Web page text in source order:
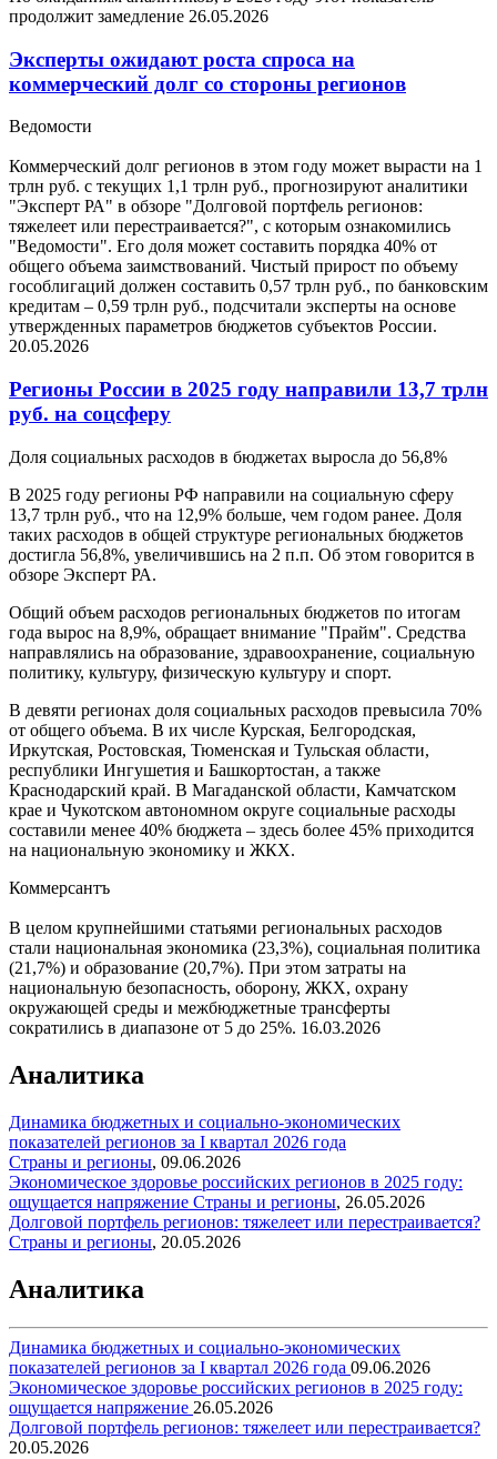
продолжит замедление 26.05.2026
Эксперты ожидают роста спроса на
коммерческий долг со стороны регионов
Ведомости
Коммерческий долг регионов в этом году может вырасти на 1
трлн руб. с текущих 1,1 трлн руб., прогнозируют аналитики
"Эксперт РА" в обзоре "Долговой портфель регионов:
тяжелеет или перестраивается?", с которым ознакомились
"Ведомости". Его доля может составить порядка 40% от
общего объема заимствований. Чистый прирост по объему
гособлигаций должен составить 0,57 трлн руб., по банковским
кредитам – 0,59 трлн руб., подсчитали эксперты на основе
утвержденных параметров бюджетов субъектов России.
20.05.2026
Регионы России в 2025 году направили 13,7 трлн
руб. на соцсферу
Доля социальных расходов в бюджетах выросла до 56,8%
В 2025 году регионы РФ направили на социальную сферу
13,7 трлн руб., что на 12,9% больше, чем годом ранее. Доля
таких расходов в общей структуре региональных бюджетов
достигла 56,8%, увеличившись на 2 п.п. Об этом говорится в
обзоре Эксперт РА.
Общий объем расходов региональных бюджетов по итогам
года вырос на 8,9%, обращает внимание "Прайм". Средства
направлялись на образование, здравоохранение, социальную
политику, культуру, физическую культуру и спорт.
В девяти регионах доля социальных расходов превысила 70%
от общего объема. В их числе Курская, Белгородская,
Иркутская, Ростовская, Тюменская и Тульская области,
республики Ингушетия и Башкортостан, а также
Краснодарский край. В Магаданской области, Камчатском
крае и Чукотском автономном округе социальные расходы
составили менее 40% бюджета – здесь более 45% приходится
на национальную экономику и ЖКХ.
Коммерсантъ
В целом крупнейшими статьями региональных расходов
стали национальная экономика (23,3%), социальная политика
(21,7%) и образование (20,7%). При этом затраты на
национальную безопасность, оборону, ЖКХ, охрану
окружающей среды и межбюджетные трансферты
сократились в диапазоне от 5 до 25%. 16.03.2026
Аналитика
Динамика бюджетных и социально-экономических
показателей регионов за I квартал 2026 года
Страны и регионы, 09.06.2026
Экономическое здоровье российских регионов в 2025 году:
ощущается напряжение Страны и регионы, 26.05.2026
Долговой портфель регионов: тяжелеет или перестраивается?
Страны и регионы, 20.05.2026
Аналитика
Динамика бюджетных и социально-экономических
показателей регионов за I квартал 2026 года 09.06.2026
Экономическое здоровье российских регионов в 2025 году:
ощущается напряжение 26.05.2026
Долговой портфель регионов: тяжелеет или перестраивается?
20.05.2026